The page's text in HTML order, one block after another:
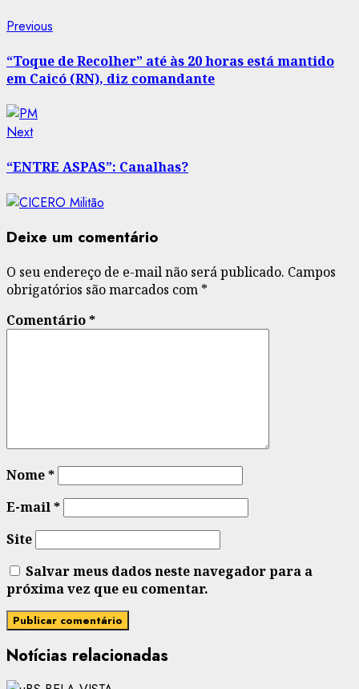
Post
navigation
Previous
“Toque de Recolher” até às 20 horas está mantido
em Caicó (RN), diz comandante
NextNext
“ENTRE ASPAS”: Canalhas?
Deixe um comentário
O seu endereço de e-mail não será publicado. Campos
obrigatórios são marcados com *
Comentário*
Nome*
E-mail*
Site
Salvar meus dados neste navegador para a
próxima vez que eu comentar.
Notícias relacionadas